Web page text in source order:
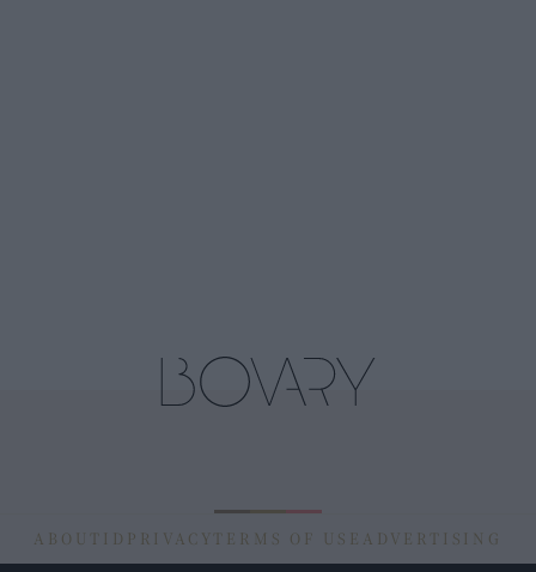
ABOUT ID PRIVACY TERMS OF USE ADVERTISING